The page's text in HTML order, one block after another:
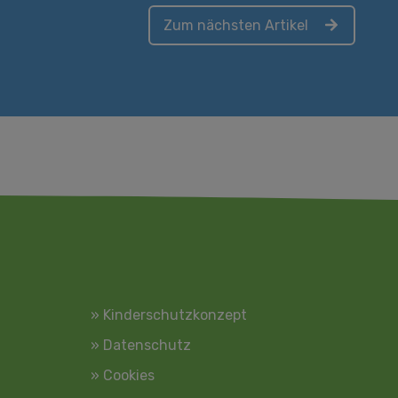
Zum nächsten Artikel
» Kinderschutzkonzept
» Datenschutz
» Cookies